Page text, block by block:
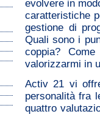
evolvere in
caratteristiche
gestione di
Quali sono i
coppia?
valorizzarmi in
Activ 21 vi
personalità fra
quattro